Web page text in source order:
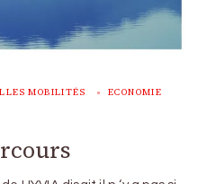
MOBILITÉS ECONOMIE